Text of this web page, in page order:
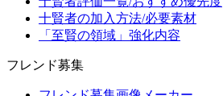
十賢者の加入方法/必要素材
「至賢の領域」強化内容
フレンド募集